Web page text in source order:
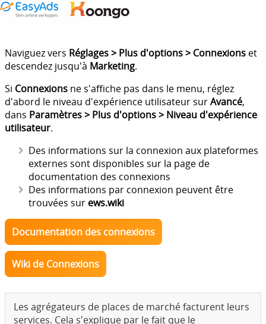
Naviguez vers Réglages > Plus d'options > Connexions et
descendez jusqu'à Marketing.
Si Connexions ne s'affiche pas dans le menu, réglez
d'abord le niveau d'expérience utilisateur surAvancé,
dans Paramètres > Plus d'options > Niveau d'expérience
utilisateur.
Des informations sur la connexion aux plateformes
externes sont disponibles sur la page de
documentation des connexions
Des informations par connexion peuvent être
trouvées sur ews.wiki
Documentation des connexions
Wiki de Connexions
Les agrégateurs de places de marché facturent leurs
services. Cela s'explique par le fait que le